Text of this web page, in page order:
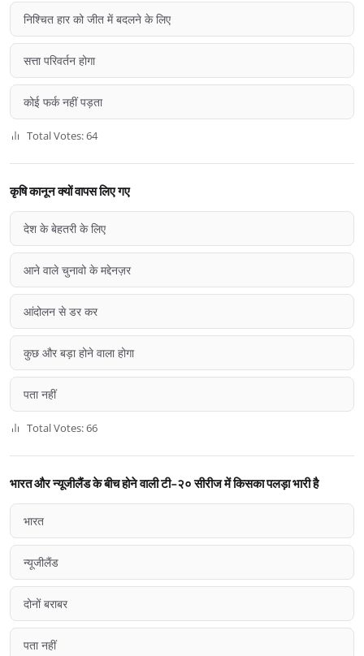
निश्चित हार को जीत में बदलने के लिए
सत्ता परिवर्तन होगा
कोई फर्क नहीं पड़ता
Total Votes: 64
कृषि कानून क्यों वापस लिए गए
देश के बेहतरी के लिए
आने वाले चुनावो के मद्देनज़र
आंदोलन से डर कर
कुछ और बड़ा होने वाला होगा
पता नहीं
Total Votes: 66
भारत और न्यूजीलैंड के बीच होने वाली टी-२० सीरीज में किसका पलड़ा भारी है
भारत
न्यूजीलैंड
दोनों बराबर
पता नहीं